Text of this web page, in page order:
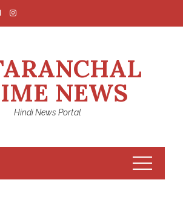
NEWS
Hindi News Portal